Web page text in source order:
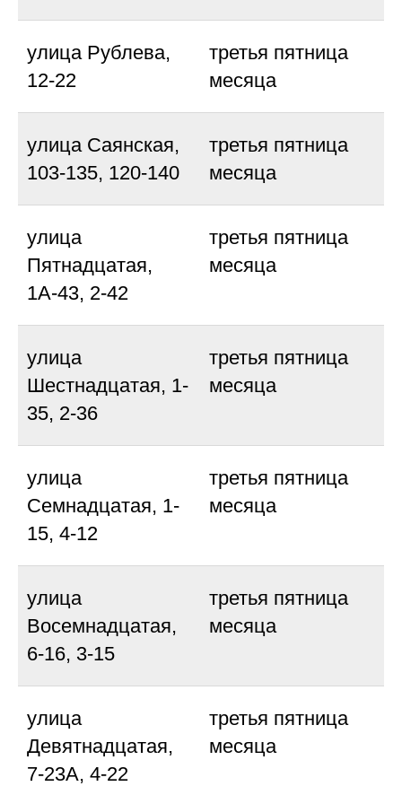
улица Рублева,
12-22
третья пятница
месяца
улица Саянская,
103-135, 120-140
третья пятница
месяца
улица
Пятнадцатая,
1А-43, 2-42
третья пятница
месяца
улица
Шестнадцатая, 1-
35, 2-36
третья пятница
месяца
улица
Семнадцатая, 1-
15, 4-12
третья пятница
месяца
улица
Восемнадцатая,
6-16, 3-15
третья пятница
месяца
улица
Девятнадцатая,
7-23А, 4-22
третья пятница
месяца